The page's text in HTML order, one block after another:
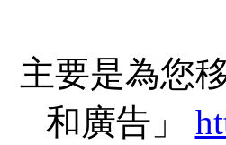
主要是為您
和廣告」